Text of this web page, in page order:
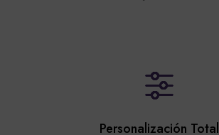
Personalización Total